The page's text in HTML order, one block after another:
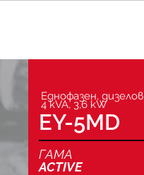
Еднофазен, дизелов
4 kVA, 3,6 kW
EY-5MD
ГАМА
ACTIVE